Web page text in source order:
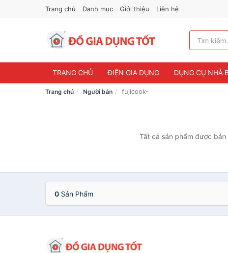
Trang chủ Danh mục Giới thiệu Liên hệ
TRANG CHỦ ĐIỆN GIA DỤNG DỤNG CỤ NHÀ
Trang chủ Người bán fujicook-
Tất cả sản phẩm được
0 Sản Phẩm